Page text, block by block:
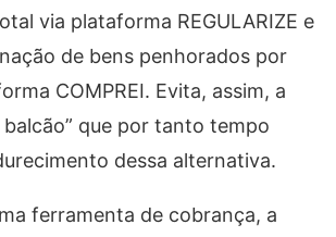
via plataforma REGULARIZE e
de bens penhorados por
COMPREI. Evita, assim, a
que por tanto tempo
dessa alternativa.
ferramenta de cobrança, a